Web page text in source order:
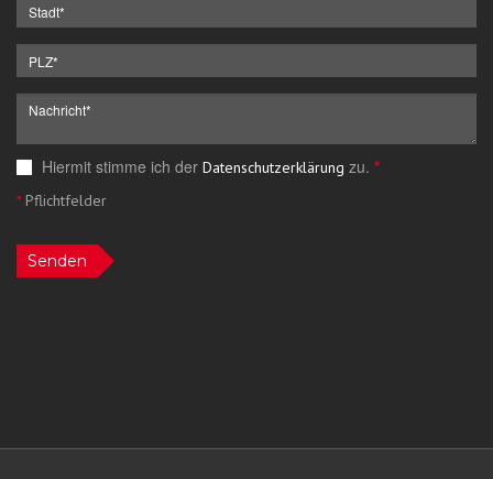
Hiermit stimme ich der Datenschutzerklärung zu. *
*Pflichtfelder
Senden